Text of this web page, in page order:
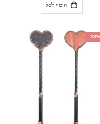
הוסף לסל